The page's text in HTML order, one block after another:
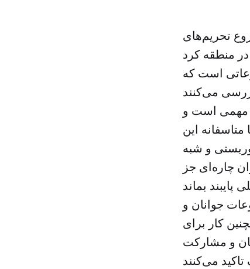
تحریم‌های
است که
مهمی است و
این
و شبه
چاره‌ای جز
جوانان و
کار برای
و مشارکت